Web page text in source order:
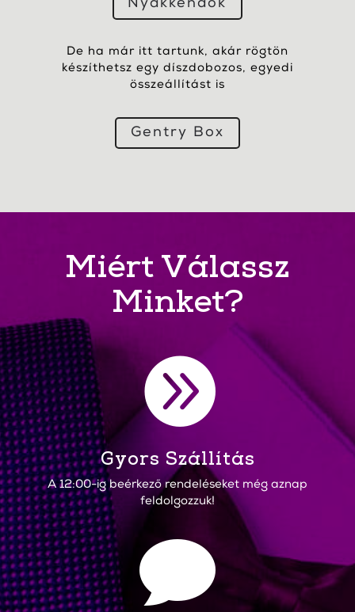
Nyakkendők
De ha már itt tartunk, akár rögtön
készíthetsz egy díszdobozos, egyedi
összeállítást is
Gentry Box
Miért Válassz
Minket?

Gyors Szállítás
A 12:00-ig beérkező rendeléseket még aznap
feldolgozzuk!
